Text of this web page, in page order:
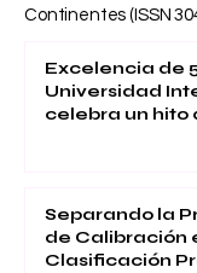
Continentes (ISSN
Excelencia de
Universidad
celebra un
Separando la
de Calibración
Clasificación